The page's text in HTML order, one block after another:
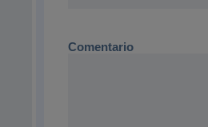
Comentario